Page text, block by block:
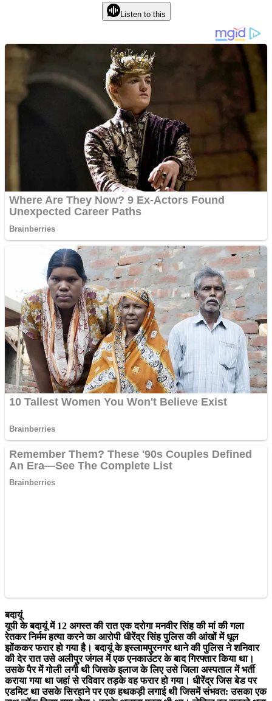
Listen to this
बदायूं
यूपी के बदायूं में 12 अगस्त की रात एक दरोगा मनवीर सिंह की मां की गला
रेतकर निर्मम हत्या करने का आरोपी धीरेंद्र सिंह पुलिस की आंखों में धूल
झोंककर फरार हो गया है। बदायूं के इस्लामपुरनगर थाने की पुलिस ने शनिवार
की देर रात उसे अलीपुर जंगल में एक एनकाउंटर के बाद गिरफ्तार किया था।
उसके पैर में गोली लगी थी जिसके इलाज के लिए उसे जिला अस्पताल में भर्ती
कराया गया था जहां से रविवार तड़के वह फरार हो गया। धीरेंद्र जिस बेड पर
एडमिट था उसके सिरहाने पर एक हथकड़ी लगाई थी जिसमें संभवत: उसका एक